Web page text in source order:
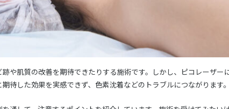
や肌質の改善を期待できたりする施術です。しかし、ピコレーザー
待した効果を実感できず、色素沈着などのトラブルにつながります